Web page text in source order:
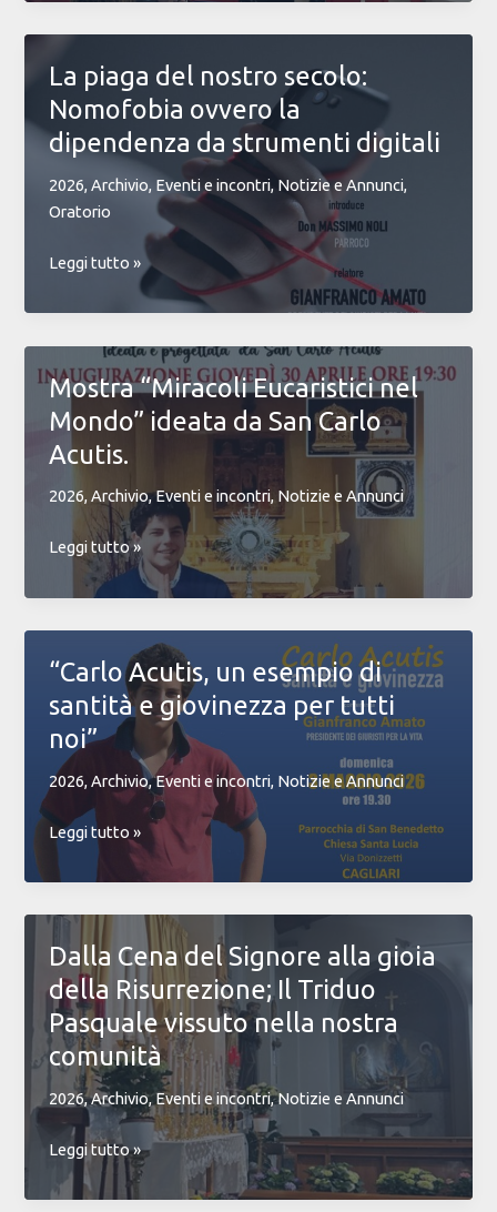
batte
Tabernacolo:
inaugurata
a
San
Benedetto
la
sui
nel
Mondo
La piaga del nostro secolo:
Nomofobia ovvero la
dipendenza da strumenti digitali
2026,Archivio, Eventi e incontri, Notizie e Annunci,
Oratorio
La
del
secolo:
Nomofobia
ovvero
la
da
strumenti
digitali
Leggi tutto »
Mostra “Miracoli Eucaristici nel
Mondo” ideata da San Carlo
Acutis.
2026,Archivio,Eventi e incontri, Notizie e Annunci
Mostra
“Miracoli
Eucaristici
ideata
da
San
Carlo
Acutis.
Leggi tutto »
“Carlo Acutis, un esempio di
santità e giovinezza per tutti
noi”
2026,Archivio,Eventi e incontri, Notizie e Annunci
“Carlo
un
esempio
santità
e
giovinezza
per
tutti
noi”
Leggi tutto »
Dalla Cena del Signore alla gioia
della Risurrezione; Il Triduo
Pasquale vissuto nella nostra
comunità
2026,Archivio,Eventi e incontri,Notizie e Annunci
Dalla
Cena
del
Leggi tutto »